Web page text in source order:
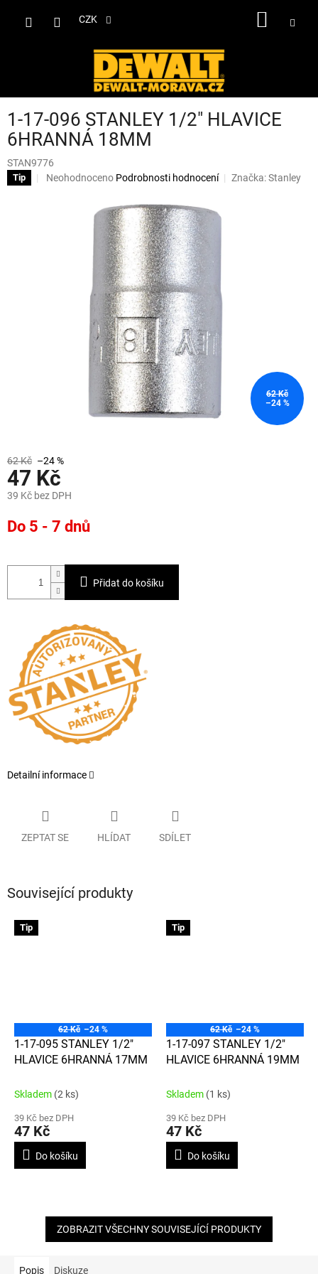
CZK
1-17-096 STANLEY 1/2" HLAVICE
6HRANNÁ 18MM
STAN9776
Tip
Průměrné
Neohodnoceno Podrobnosti hodnocení Značka:Stanley
62 Kč
–24 %
62 Kč –24 %
47 Kč
39 Kč bez DPH
cena:
Do 5 - 7 dnů
Přidat do košíku
Detailní informace
ZEPTAT SE HLÍDAT SDÍLET
Související produkty
Tip
62 Kč –24 %
1-17-095 STANLEY 1/2"
HLAVICE 6HRANNÁ 17MM
Skladem (2 ks)
39 Kč bez DPH
47 Kč
Do košíku
Tip
62 Kč –24 %
1-17-097 STANLEY 1/2"
HLAVICE 6HRANNÁ 19MM
Skladem (1 ks)
39 Kč bez DPH
47 Kč
Do košíku
ZOBRAZIT VŠECHNY SOUVISEJÍCÍ PRODUKTY
Popis Diskuze